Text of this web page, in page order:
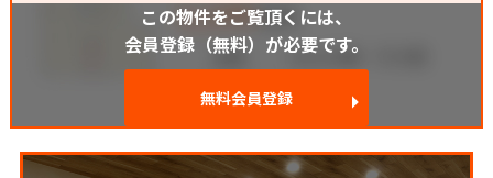
この物件をご覧頂くには、
会員登録（無料）が必要です。
無料会員登録